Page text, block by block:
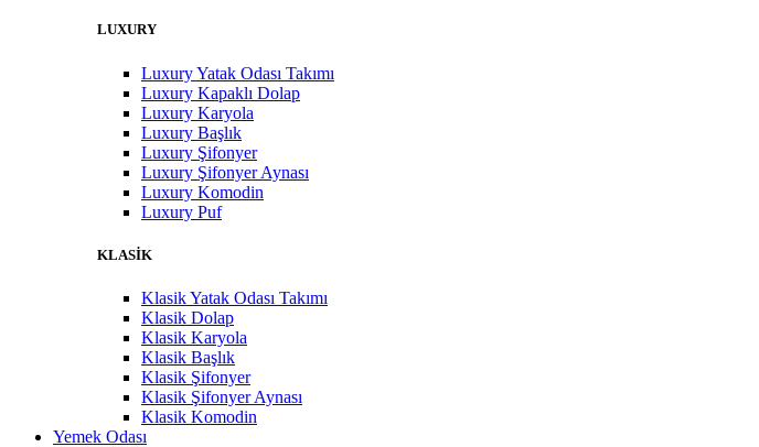
LUXURY
Luxury Yatak Odası Takımı
Luxury Kapaklı Dolap
Luxury Karyola
Luxury Başlık
Luxury Şifonyer
Luxury Şifonyer Aynası
Luxury Komodin
Luxury Puf
KLASİK
Klasik Yatak Odası Takımı
Klasik Dolap
Klasik Karyola
Klasik Başlık
Klasik Şifonyer
Klasik Şifonyer Aynası
Klasik Komodin
Yemek Odası